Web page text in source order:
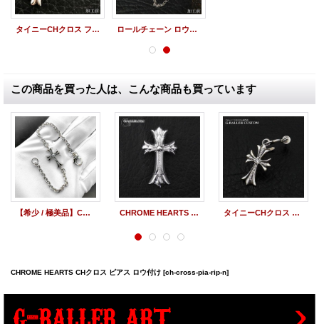
タイニーCHクロス フープイヤリング 歪み修理 ロールチェーン ロウ付け 修理加工
この商品を買った人は、こんな商品も買っています
【希少 / 極美品】CHROME HEARTS クロムハーツ タイニー CHクロス NEチェーン ブレスレット 8inch パヴェ ダイヤモンド ｜241101 CHROME HEARTS クロムハーツ ダブルCHクロス SM ペンダント パヴェダイヤモンド タイニーCHクロス フープピアスダイヤ
CHROME HEARTS CHクロス ピアス ロウ付け [ch-cross-pia-rip-n]